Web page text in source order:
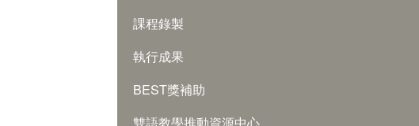
課程錄製
執行成果
BEST獎補助